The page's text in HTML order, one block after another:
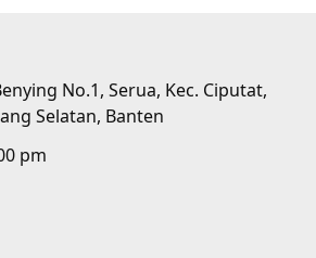
No.1, Serua, Kec. Ciputat,
Selatan, Banten
pm